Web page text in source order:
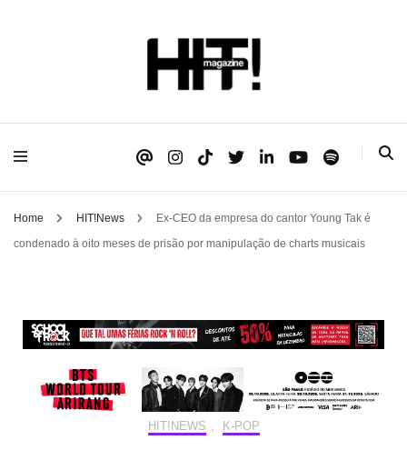
HIT!Magazine
Home HIT!News
Ex-CEO da empresa do cantor Young Tak é
condenado à oito meses de prisão por manipulação de charts musicais
HIT!NEWS K-POP